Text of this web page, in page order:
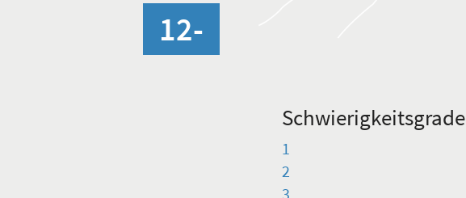
12-
Schwierigkeitsgrade
1
2
3